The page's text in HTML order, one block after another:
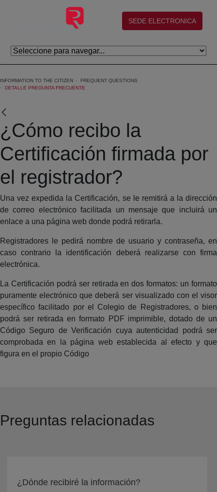
Skip to Main Content
(abre en nueva ventana)
SEDE ELECTRONICA
INFORMATION TO THE CITIZEN
FREQUENT QUESTIONS
DETALLE PREGUNTA FRECUENTE
¿Cómo recibo la
Certificación firmada por
el registrador?
Una vez expedida la Certificación, se le remitirá a la dirección
de correo electrónico facilitada un mensaje que incluirá un
enlace a una página web donde podrá retirarla.
Registradores le pedirá nombre de usuario y contraseña, en
caso contrario la identificación deberá realizarse con firma
electrónica.
La Certificación podrá ser retirada en dos formatos: un formato
puramente electrónico que deberá ser visualizado con el visor
específico facilitado por el Colegio de Registradores, o bien
podrá ser retirada en formato PDF imprimible, dotado de un
Código Seguro de Verificación cuya autenticidad podrá ser
comprobada en la página web establecida al efecto y que
figura en el propio Código
Preguntas relacionadas
¿Dónde recibiré la información?